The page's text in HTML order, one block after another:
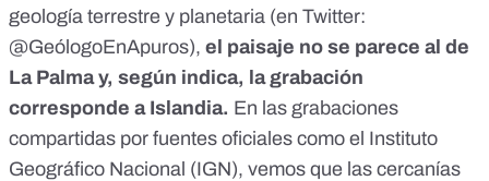
geología terrestre y planetaria (en Twitter:
@GeólogoEnApuros), el paisaje no se parece al de
La Palma y, según indica, la grabación
corresponde a Islandia. En las grabaciones
compartidas por fuentes oficiales como el Instituto
Geográfico Nacional (IGN), vemos que las cercanías